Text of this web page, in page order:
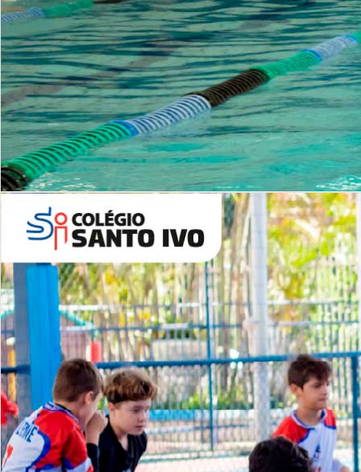
Período Integral | Saiba mais
INSTITUCIONAL
Lista de vídeos
NOSSOCANAL